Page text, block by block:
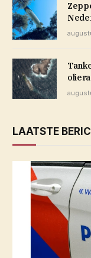
LAATSTE